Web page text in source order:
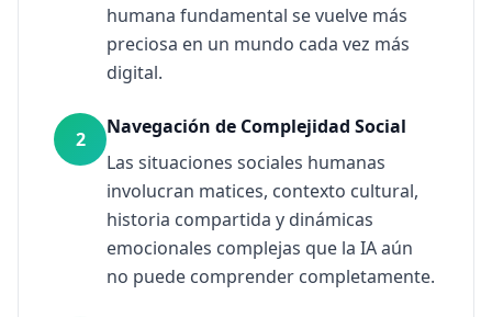
humana fundamental se vuelve más
preciosa en un mundo cada vez más
digital.
2
Navegación de Complejidad Social
Las situaciones sociales humanas
involucran matices, contexto cultural,
historia compartida y dinámicas
emocionales complejas que la IA aún
no puede comprender completamente.